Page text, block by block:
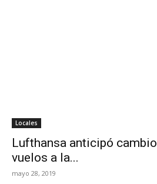
Locales
Lufthansa anticipó
vuelos a la...
mayo 28, 2019